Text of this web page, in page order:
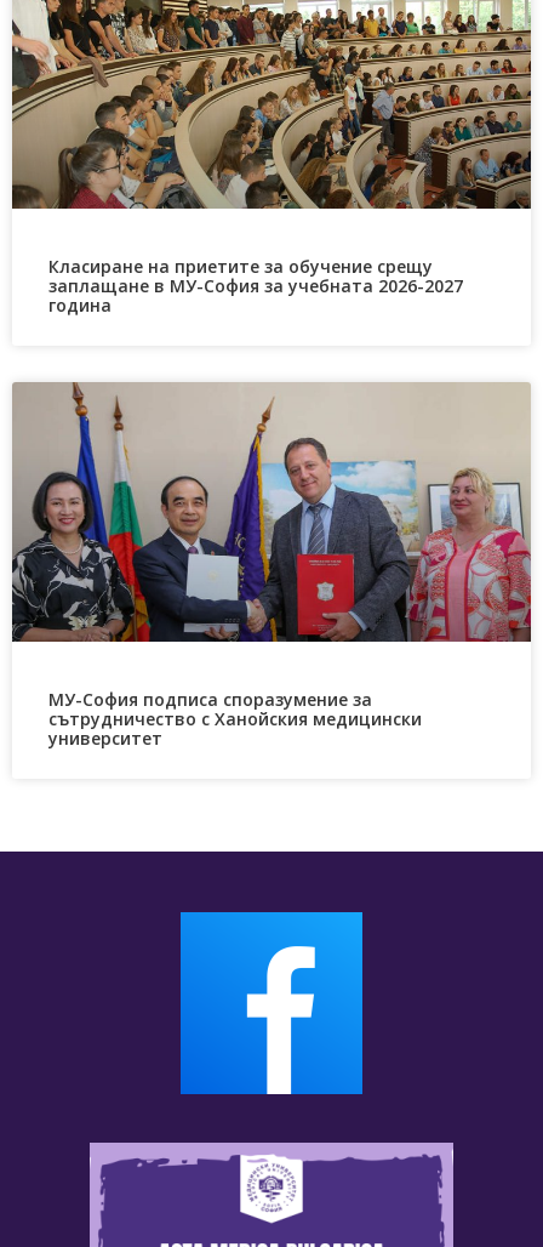
Класиране на приетите за обучение срещу
заплащане в МУ-София за учебната 2026-2027
година
МУ-София подписа споразумение за
сътрудничество с Ханойския медицински
университет